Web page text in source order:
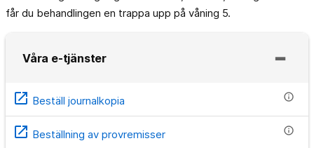
får du behandlingen en trappa upp på våning 5.
Våra e-tjänster
open_in_new Beställ journalkopia info
open_in_new Beställning av provremisser info